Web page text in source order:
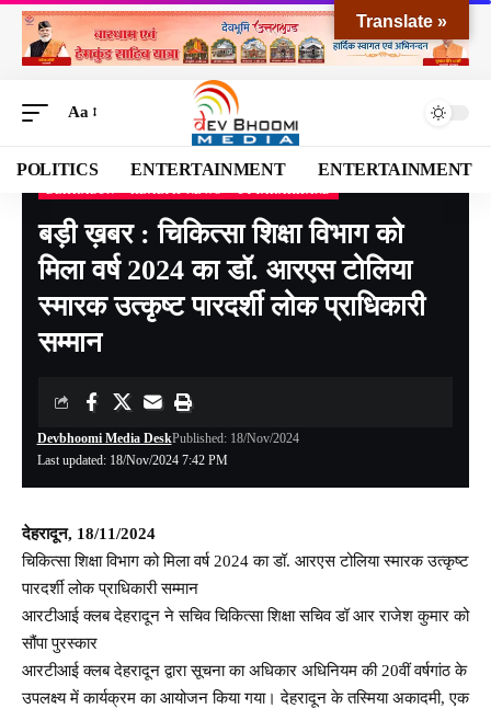
Aa
POLITICS ENTERTAINMENT ENTERTAINMENT
Devbhoomi Media Blog>NATIONAL >UTTARAKHAND> DEHRADUN
बड़ी ख़बर : चिकित्सा शिक्षा विभाग को
मिला वर्ष 2024 का डॉ. आरएस टोलिया
स्मारक उत्कृष्ट पारदर्शी लोक प्राधिकारी
सम्मान
Last updated: 18/Nov/2024 7:42 PM
Devbhoomi Media DeskPublished: 18/Nov/2024
देहरादून, 18/11/2024
चिकित्सा शिक्षा विभाग को मिला वर्ष 2024 का डॉ. आरएस टोलिया स्मारक उत्कृष्ट
पारदर्शी लोक प्राधिकारी सम्मान
आरटीआई क्लब देहरादून ने सचिव चिकित्सा शिक्षा सचिव डॉ आर राजेश कुमार को
सौंपा पुरस्कार
आरटीआई क्लब देहरादून द्वारा सूचना का अधिकार अधिनियम की 20वीं वर्षगांठ के
उपलक्ष्य में कार्यक्रम का आयोजन किया गया। देहरादून के तस्मिया अकादमी, एक
Translate »